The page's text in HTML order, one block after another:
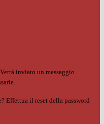
Verrà inviato un messaggio
Effettua il reset della password